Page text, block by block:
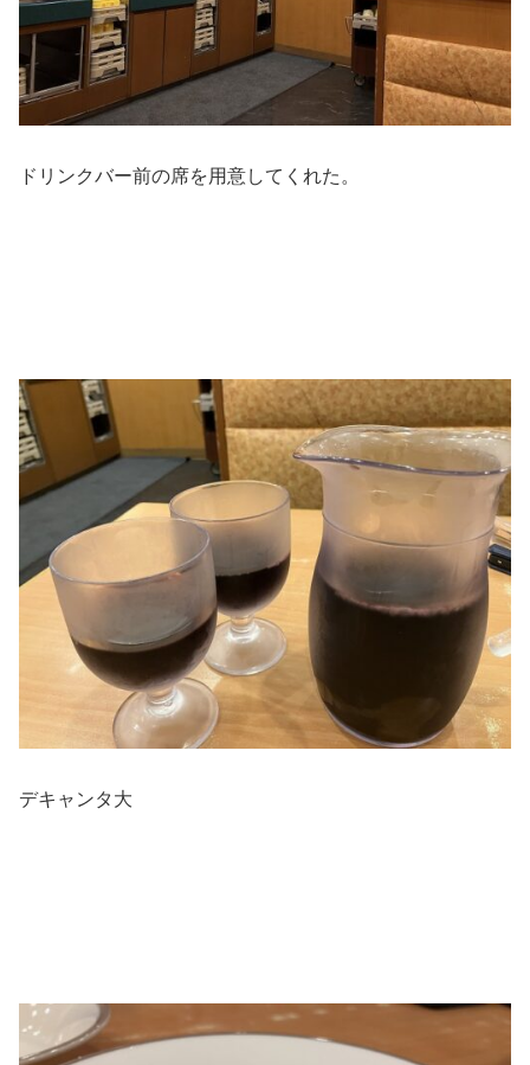
ドリンクバー前の席を用意してくれた。
デキャンタ大